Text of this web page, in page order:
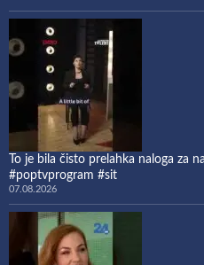
To je bila čisto prelahka naloga za
#poptvprogram #sit
07.08.2026